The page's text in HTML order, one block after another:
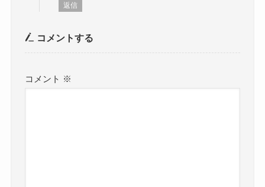
返信
コメントする
コメント ※